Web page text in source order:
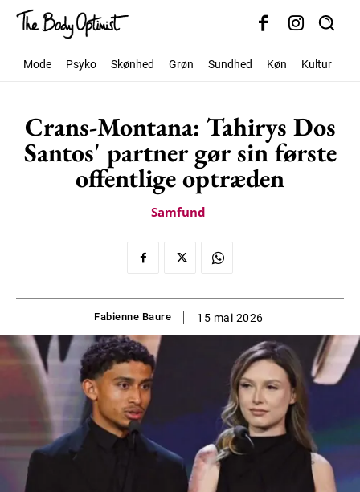
Mode Psyko Skønhed Grøn Sundhed Køn Kultur
Crans-Montana: Tahirys Dos
Santos' partner gør sin første
offentlige optræden
Samfund
Fabienne Baure 15 mai 2026